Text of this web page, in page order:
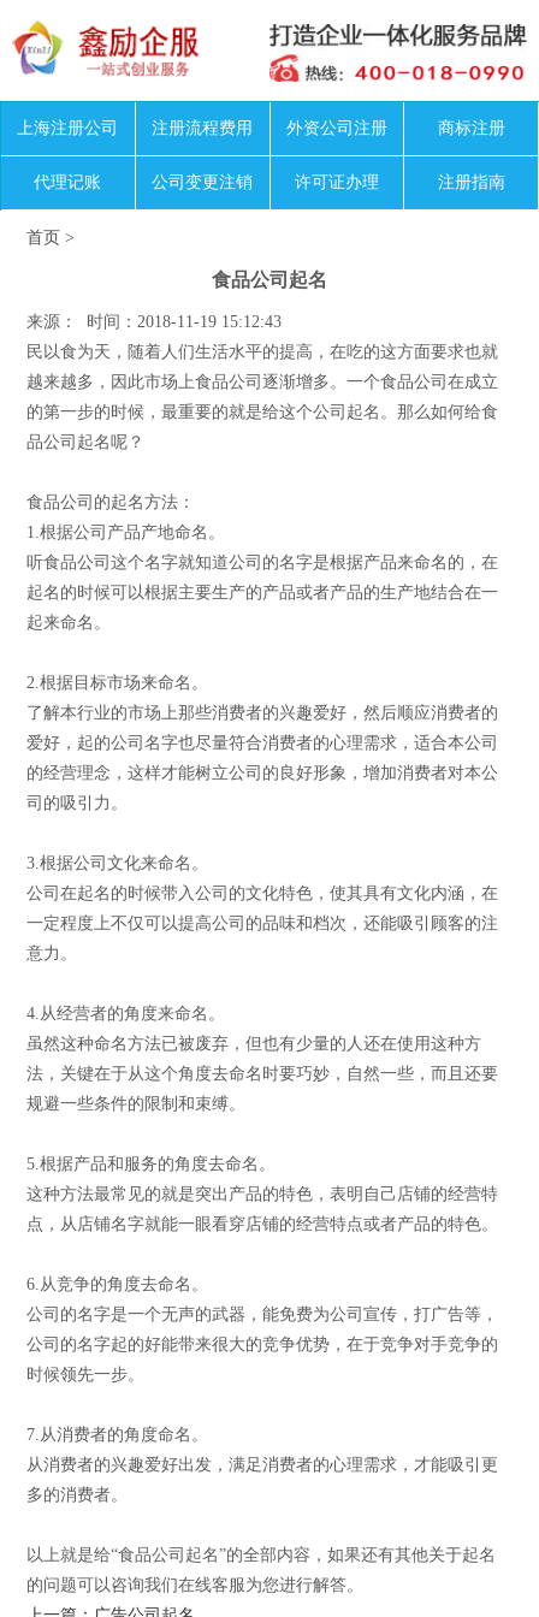
上海注册公司 注册流程费用 外资公司注册 商标注册
代理记账 公司变更注销 许可证办理 注册指南
首页 >
食品公司起名
来源： 时间：2018-11-19 15:12:43
民以食为天，随着人们生活水平的提高，在吃的这方面要求也就
越来越多，因此市场上食品公司逐渐增多。一个食品公司在成立
的第一步的时候，最重要的就是给这个公司起名。那么如何给食
品公司起名呢？
食品公司的起名方法：
1.根据公司产品产地命名。
听食品公司这个名字就知道公司的名字是根据产品来命名的，在
起名的时候可以根据主要生产的产品或者产品的生产地结合在一
起来命名。
2.根据目标市场来命名。
了解本行业的市场上那些消费者的兴趣爱好，然后顺应消费者的
爱好，起的公司名字也尽量符合消费者的心理需求，适合本公司
的经营理念，这样才能树立公司的良好形象，增加消费者对本公
司的吸引力。
3.根据公司文化来命名。
公司在起名的时候带入公司的文化特色，使其具有文化内涵，在
一定程度上不仅可以提高公司的品味和档次，还能吸引顾客的注
意力。
4.从经营者的角度来命名。
虽然这种命名方法已被废弃，但也有少量的人还在使用这种方
法，关键在于从这个角度去命名时要巧妙，自然一些，而且还要
规避一些条件的限制和束缚。
5.根据产品和服务的角度去命名。
这种方法最常见的就是突出产品的特色，表明自己店铺的经营特
点，从店铺名字就能一眼看穿店铺的经营特点或者产品的特色。
6.从竞争的角度去命名。
公司的名字是一个无声的武器，能免费为公司宣传，打广告等，
公司的名字起的好能带来很大的竞争优势，在于竞争对手竞争的
时候领先一步。
7.从消费者的角度命名。
从消费者的兴趣爱好出发，满足消费者的心理需求，才能吸引更
多的消费者。
以上就是给“食品公司起名”的全部内容，如果还有其他关于起名
的问题可以咨询我们在线客服为您进行解答。